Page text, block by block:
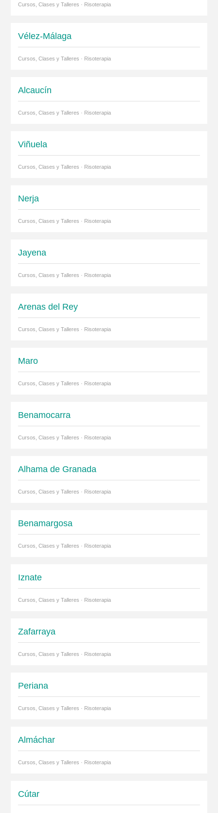
Cursos, Clases y Talleres · Risoterapia
Vélez-Málaga
Cursos, Clases y Talleres · Risoterapia
Alcaucín
Cursos, Clases y Talleres · Risoterapia
Viñuela
Cursos, Clases y Talleres · Risoterapia
Nerja
Cursos, Clases y Talleres · Risoterapia
Jayena
Cursos, Clases y Talleres · Risoterapia
Arenas del Rey
Cursos, Clases y Talleres · Risoterapia
Maro
Cursos, Clases y Talleres · Risoterapia
Benamocarra
Cursos, Clases y Talleres · Risoterapia
Alhama de Granada
Cursos, Clases y Talleres · Risoterapia
Benamargosa
Cursos, Clases y Talleres · Risoterapia
Iznate
Cursos, Clases y Talleres · Risoterapia
Zafarraya
Cursos, Clases y Talleres · Risoterapia
Periana
Cursos, Clases y Talleres · Risoterapia
Almáchar
Cursos, Clases y Talleres · Risoterapia
Cútar